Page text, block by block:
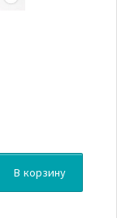
В корзину